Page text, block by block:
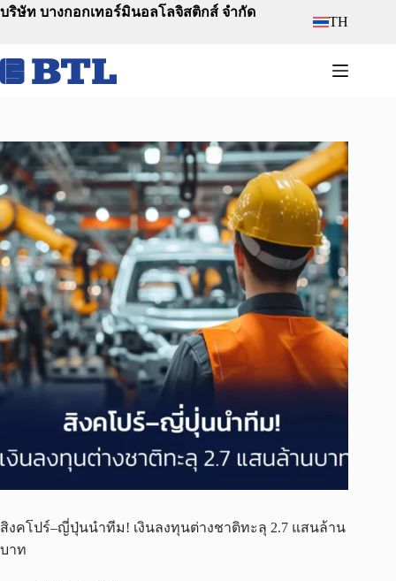
Skip
บริษัท บางกอกเทอร์มินอลโลจิสติกส์ จำกัด
TH
สิงคโปร์–ญี่ปุ่นนำทีม! เงินลงทุนต่างชาติทะลุ 2.7 แสนล้าน
บาท